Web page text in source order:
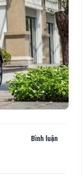
Bình luận